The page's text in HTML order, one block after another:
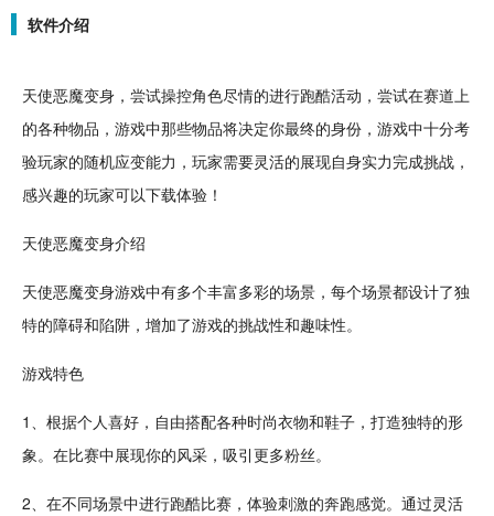
软件介绍
天使恶魔变身 ，尝试操控角色尽情的进行跑酷活动，尝试在赛道上
的各种物品，游戏中那些物品将决定你最终的身份，游戏中十分考
验玩家的随机应变能力，玩家需要灵活的展现自身实力完成挑战 ，
感兴趣的玩家可以下载体验！
天使恶魔变身介绍
天使恶魔变身游戏中有多个丰富多彩的场景，每个场景都设计了独
特的障碍和陷阱，增加了游戏的挑战性和趣味性。
游戏特色
1、根据个人喜好， 自由搭配各种时尚衣物和鞋子，打造独特的形
象。在比赛中展现你的风采，吸引更多粉丝。
2、在不同场景中进行跑酷比赛，体验刺激的奔跑感觉。通过灵活